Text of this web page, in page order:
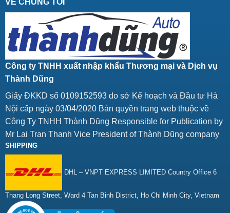
VỀ CHÚNG TÔI
Công ty TNHH xuất nhập khẩu Thương mại và Dịch vụ
Thành Dũng
Giấy ĐKKD số 0109152593 do sở Kế hoạch và Đầu tư Hà
Nội cấp ngày 03/04/2020 Bản quyền trang web thuộc về
Công Ty TNHH Thành Dũng Responsible for Publication by
Mr Lai Tran Thanh Vice President of Thành Dũng company
SHIPPING
DHL – VNPT EXPRESS LIMITED Country Office 6
Thang Long Street, Ward 4 Tan Binh District, Ho Chi Minh City, Vietnam